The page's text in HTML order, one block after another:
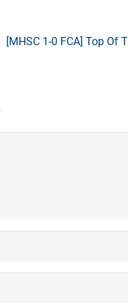
[MHSC 1-0 FCA] Top Of